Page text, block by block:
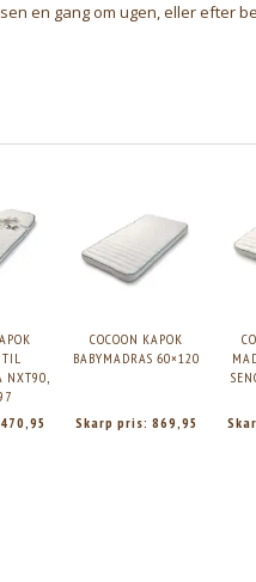
en gang om ugen, eller efter
NXT90,
470,95
COCOON KAPOK
BABYMADRAS 60×120
Skarp pris: 869,95